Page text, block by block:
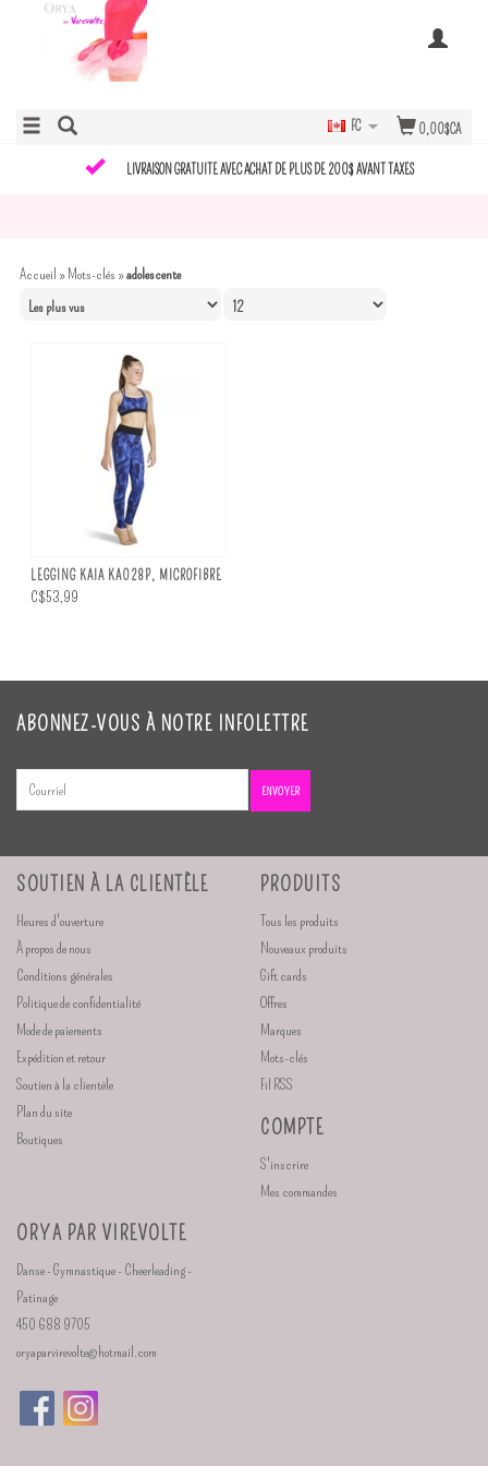
0,00$CA
FC
LIVRAISON GRATUITE AVEC ACHAT DE PLUS DE 200$ AVANT TAXES
Accueil »Mots-clés »adolescente
LEGGING KAIA KA028P, MICROFIBRE
C$53,99
ABONNEZ-VOUS À NOTRE INFOLETTRE
ENVOYER
SOUTIEN À LA CLIENTÈLE
Heures d'ouverture
À propos de nous
Conditions générales
Politique de confidentialité
Mode de paiements
Expédition et retour
Soutien à la clientèle
Plan du site
Boutiques
PRODUITS
Tous les produits
Nouveaux produits
Gift cards
Offres
Marques
Mots-clés
Fil RSS
COMPTE
S'inscrire
Mes commandes
ORYA PAR VIREVOLTE
Danse - Gymnastique - Cheerleading -
Patinage
450 688 9705
oryaparvirevolte@hotmail.com